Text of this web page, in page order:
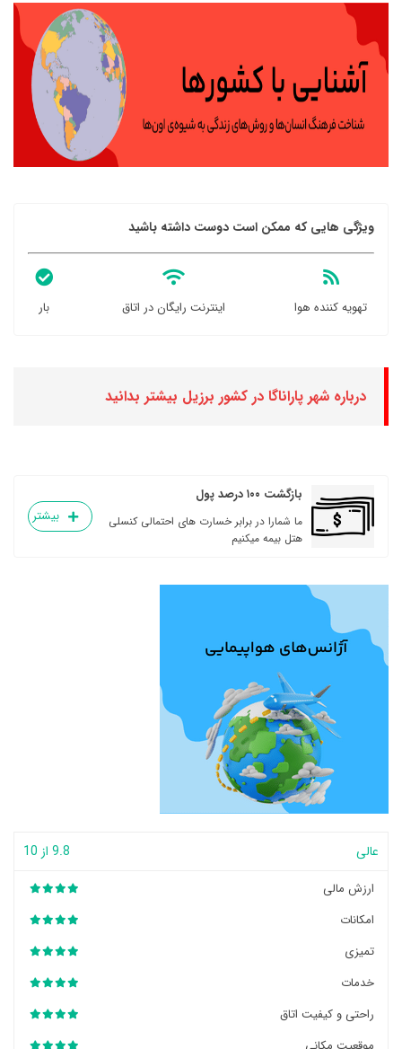
ویژگی هایی که ممکن است دوست داشته باشید
تهویه کننده هوا اینترنت رایگان در اتاق بار
درباره شهر پاراناگا در کشور برزیل بیشتر بدانید
بازگشت ۱۰۰ درصد پول
ما شمارا در برابر خسارت های احتمالی کنسلی
هتل بیمه میکنیم
بیشتر
عالی 9.8 از 10
ارزش مالی
امکانات
تمیزی
خدمات
راحتی و کیفیت اتاق